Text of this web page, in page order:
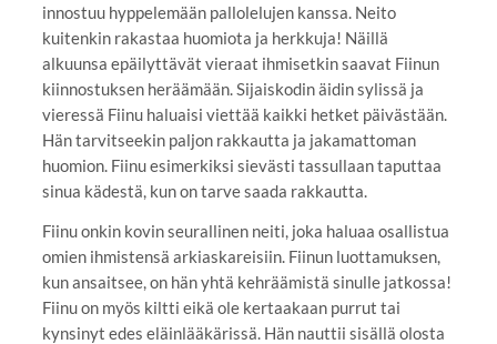
innostuu hyppelemään pallolelujen kanssa. Neito
kuitenkin rakastaa huomiota ja herkkuja! Näillä
alkuunsa epäilyttävät vieraat ihmisetkin saavat Fiinun
kiinnostuksen heräämään. Sijaiskodin äidin sylissä ja
vieressä Fiinu haluaisi viettää kaikki hetket päivästään.
Hän tarvitseekin paljon rakkautta ja jakamattoman
huomion. Fiinu esimerkiksi sievästi tassullaan taputtaa
sinua kädestä, kun on tarve saada rakkautta.
Fiinu onkin kovin seurallinen neiti, joka haluaa osallistua
omien ihmistensä arkiaskareisiin. Fiinun luottamuksen,
kun ansaitsee, on hän yhtä kehräämistä sinulle jatkossa!
Fiinu on myös kiltti eikä ole kertaakaan purrut tai
kynsinyt edes eläinlääkärissä. Hän nauttii sisällä olosta